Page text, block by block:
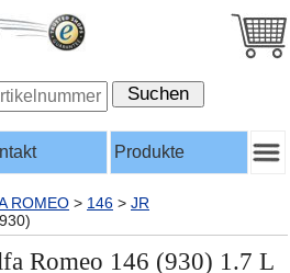
Produkte
ROMEO > 146 > JR
Romeo 146 (930) 1.7 L